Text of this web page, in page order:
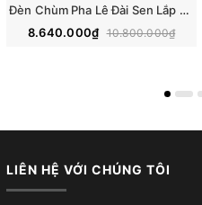
Đèn Chùm Pha Lê Đài Sen Lắp Phòng Khách, Phòng Ăn, Khách Sạn, Nhà Hàng Phong Cách Bắc Âu Hiện Đại DCP-018
8.640.000₫ 10.800.000₫
LIÊN HỆ VỚI CHÚNG TÔI